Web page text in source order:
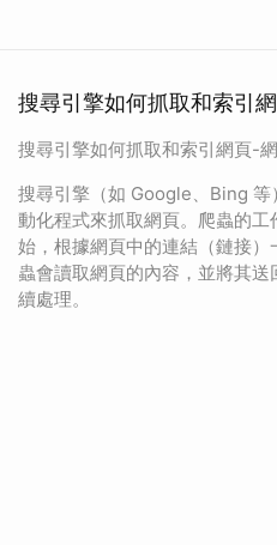
搜尋引擎如何抓取和索引
搜尋引擎如何抓取和索引網頁-
搜尋引擎（如 Google、Bing 等
動化程式來抓取網頁。爬蟲的
始，根據網頁中的連結（鏈接
蟲會讀取網頁的內容，並將其
續處理。